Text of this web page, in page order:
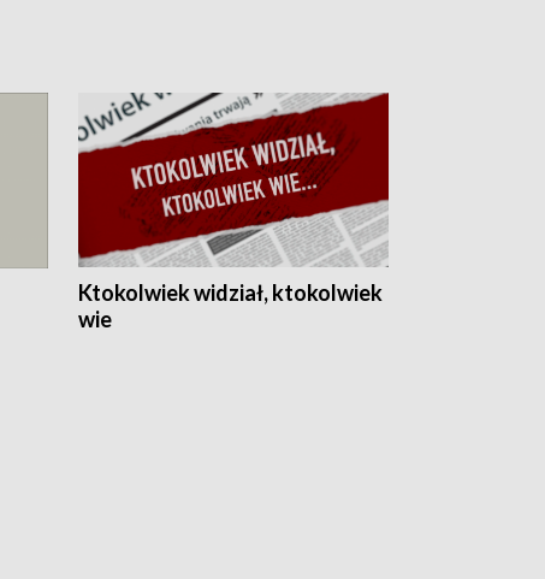
Ktokolwiek widział, ktokolwiek
wie